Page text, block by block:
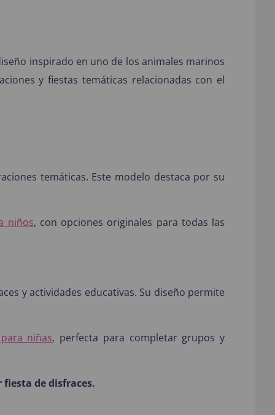
inspirado en uno de los animales marinos
y fiestas temáticas relacionadas con el
temáticas. Este modelo destaca por su
niños, con opciones originales para todas las
y actividades educativas. Su diseño permite
niñas, perfecta para completar grupos y
de disfraces.